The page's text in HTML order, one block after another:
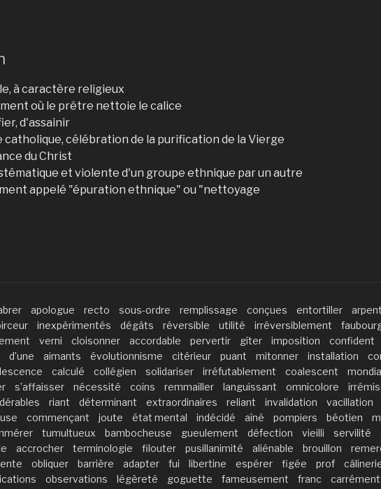
à caractère religieux
où le prêtre nettoie le calice
d'assainir
célébration de la purification de la Vierge
du Christ
et violente d'un groupe ethnique par un autre
appelé "épuration ethnique" ou "nettoyage
apologue recto sous-ordre remplissage conçues entortiller
inexpérimentés dégâts réversible utilité irréversiblement
verni cloisonner accordable pervertir gîter imposition confident
d’une aimants évolutionnisme citérieur puant mitonner installation
calculé collégien solidariser irréfutablement coalescent
s’affaisser nécessité coins remmailler languissant omnicolore
riant déterminant extraordinaires reliant invalidation vacillation
commençant joute état mental indécidé aîné pompiers béotien
tumultueux bambocheuse gueulement défection vieilli servilité
accrocher terminologie filouter pusillanimité aliénable brouillon
obliquer barrière adapter fui libertine espérer figée prof
observations légèreté goguette fameusement franc carrément